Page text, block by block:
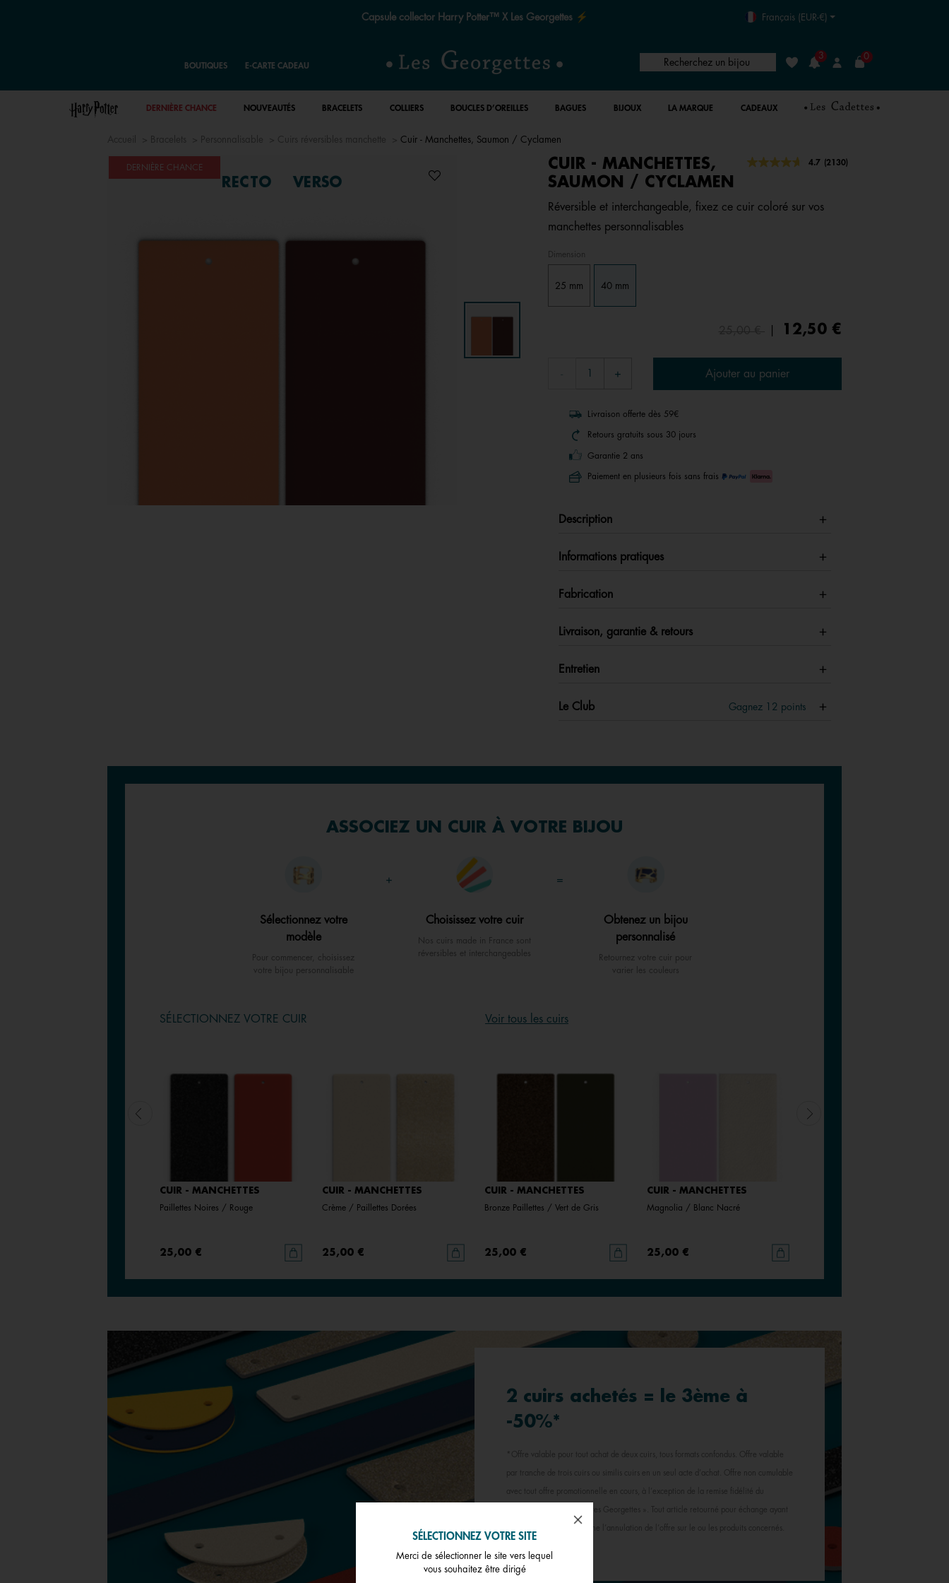
Capsule collector Harry Potter™ X Les Georgettes ⚡ Français (EUR-€)
BOUTIQUES E-CARTE CADEAU Recherchez un bijou Liste de souhaits
3
Connexion
0
DERNIÈRE CHANCE NOUVEAUTÉS BRACELETS COLLIERS BOUCLES D’OREILLES BAGUES BIJOUX LA MARQUE CADEAUX
Cuir - Manchettes, Saumon / Cyclamen
DERNIÈRE CHANCE
RECTO VERSO
CUIR - MANCHETTES,
SAUMON / CYCLAMEN
4,7 out of 5 Customer Rating
4.7 Lire
sur
(2130)
Réversible et interchangeable, fixez ce cuir coloré sur vos
manchettes personnalisables
Dimension
25 mm 40 mm
Price reduced from
25,00 € to 12,50 €
Ajouter au panier
Livraison offerte dès 59€
Retours gratuits sous 30 jours
Garantie 2 ans
Paiement en plusieurs fois sans frais
Description
Informations pratiques
Fabrication
Livraison, garantie & retours
Entretien
Le Club Gagnez 12 points
ASSOCIEZ UN CUIR À VOTRE BIJOU
+ =
Sélectionnez votre
modèle
Pour commencer, choisissez
votre bijou personnalisable
Choisissez votre cuir
Nos cuirs made in France sont
réversibles et interchangeables
Obtenez un bijou
personnalisé
Retournez votre cuir pour
varier les couleurs
SÉLECTIONNEZ VOTRE CUIR Voir tous les cuirs
CUIR - MANCHETTES
Paillettes Noires / Rouge
25,00 €
CUIR - MANCHETTES
Crème / Paillettes Dorées
25,00 €
CUIR - MANCHETTES
Bronze Paillettes / Vert de Gris
25,00 €
CUIR - MANCHETTES
Magnolia / Blanc Nacré
25,00 €
2 cuirs achetés = le 3ème à
-50%*
*Offre valable pour tout achat de deux cuirs, tous formats confondus. Offre valable
par tranche de trois cuirs ou similis cuirs en un seul acte d’achat. Offre non cumulable
avec tout offre promotionnelle en cours, à l’exception de la remise fidélité du
programme « Le Club Toutes Georgettes ». Tout article retourné pour échange ayant
bénéficié de l’offre entraîne l’annulation de l’offre sur le ou les produits concernés.
SÉLECTIONNEZ VOTRE SITE
Merci de sélectionner le site vers lequel
vous souhaitez être dirigé